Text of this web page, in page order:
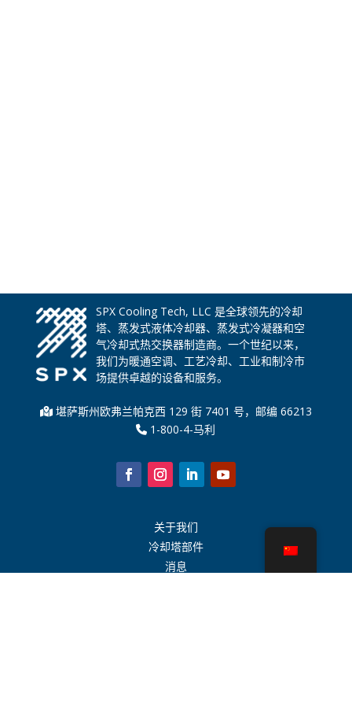
SPX Cooling Tech, LLC 是全球领先的冷却
塔、蒸发式液体冷却器、蒸发式冷凝器和空
气冷却式热交换器制造商。一个世纪以来，
我们为暖通空调、工艺冷却、工业和制冷市
场提供卓越的设备和服务。
堪萨斯州欧弗兰帕克西 129 街 7401 号，邮编 66213
1-800-4-马利
关于我们
冷却塔部件
消息